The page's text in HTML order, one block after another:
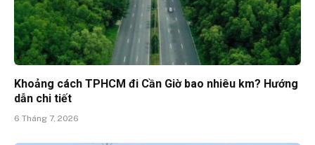
Khoảng cách TPHCM đi Cần Giờ bao nhiêu km? Hướng
dẫn chi tiết
6 Tháng 7, 2026